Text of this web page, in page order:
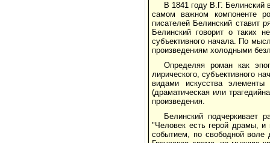
В 1841 году В.Г. Белинский
самом важном компоненте
писателей Белинский ставит
Белинский говорит о таких
субъективного начала. По
произведениям холодными
Определяя роман как
лирического, субъективного
видами искусства
(драматическая или
произведения.
Белинский подчеркивает
"Человек есть герой драмы, и
событием, по свободной воле